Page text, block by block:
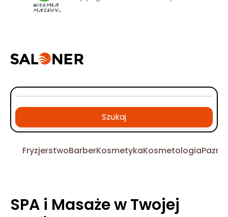
Szukaj
FryzjerstwoBarberKosmetykaKosmetologia
SPA i Masaże w Twojej